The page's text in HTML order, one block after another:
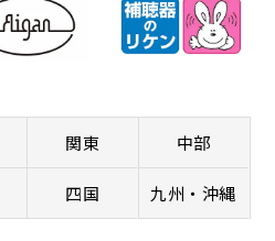
関東 中部
四国 九州・沖縄